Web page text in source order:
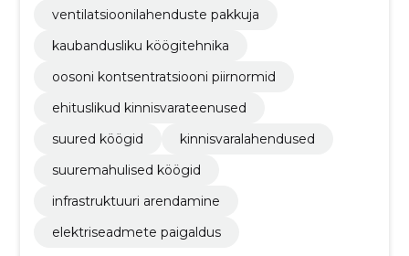
ventilatsioonilahenduste pakkuja
kaubandusliku köögitehnika
oosoni kontsentratsiooni piirnormid
ehituslikud kinnisvarateenused
suured köögid
kinnisvaralahendused
suuremahulised köögid
infrastruktuuri arendamine
elektriseadmete paigaldus